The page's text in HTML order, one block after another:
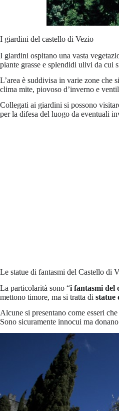
I giardini del castello di Vezio
I giardini ospitano una vasta
piante grasse e splendidi ulivi da cui
L’area è suddivisa in varie zone che
clima mite, piovoso d’inverno e
Collegati ai giardini si possono
per la difesa del luogo da eventuali
Le statue di fantasmi del Castello di
La particolarità sono “i fantasmi del
mettono timore, ma si tratta di statue
Alcune si presentano come esseri
Sono sicuramente innocui ma